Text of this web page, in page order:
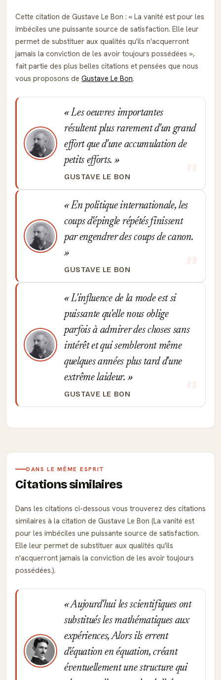
Cette citation de Gustave Le Bon :
La vanité est pour les
imbéciles une puissante source de satisfaction. Elle leur
permet de substituer aux qualités qu'ils n'acquerront
jamais la conviction de les avoir toujours possédées
,
fait partie des plus belles citations et pensées que nous
vous proposons de Gustave Le Bon.
Les oeuvres importantes
résultent plus rarement d'un grand
effort que d'une accumulation de
petits efforts.
GUSTAVE LE BON
En politique internationale, les
coups d'épingle répétés finissent
par engendrer des coups de canon.
GUSTAVE LE BON
L'influence de la mode est si
puissante qu'elle nous oblige
parfois à admirer des choses sans
intérêt et qui sembleront même
quelques années plus tard d'une
extrême laideur.
GUSTAVE LE BON
DANS LE MÊME ESPRIT
Citations similaires
Dans les citations ci-dessous vous trouverez des citations
similaires à la citation de Gustave Le Bon (La vanité est
pour les imbéciles une puissante source de satisfaction.
Elle leur permet de substituer aux qualités qu'ils
n'acquerront jamais la conviction de les avoir toujours
possédées.).
Aujourd'hui les scientifiques ont
substitués les mathématiques aux
expériences, Alors ils errent
d'équation en équation, créant
éventuellement une structure qui